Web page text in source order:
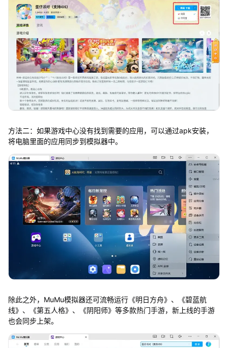
方法二：如果游戏中心没有找到需要的应用，可以通过apk安装，
将电脑里面的应用同步到模拟器中。
除此之外，MuMu模拟器还可流畅运行《明日方舟》、《碧蓝航
线》、《第五人格》、《阴阳师》等多款热门手游，新上线的手游
也会同步上架。